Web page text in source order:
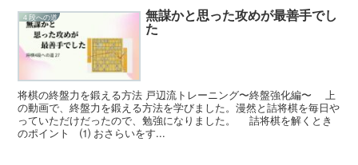
４段への道
無謀かと思った攻めが最善手でし
た
将棋の終盤力を鍛える方法 戸辺流トレーニング〜終盤強化編〜 上
の動画で、終盤力を鍛える方法を学びました。漫然と詰将棋を毎日や
っていただけだったので、勉強になりました。 詰将棋を解くとき
のポイント ⑴ おさらいをす...